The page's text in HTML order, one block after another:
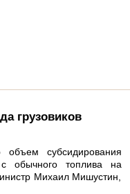
грузовиков
субсидирования
обычного топлива на
Михаил Мишустин,